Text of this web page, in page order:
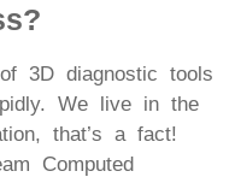
3D diagnostic tools
We live in the
that’s a fact!
Computed